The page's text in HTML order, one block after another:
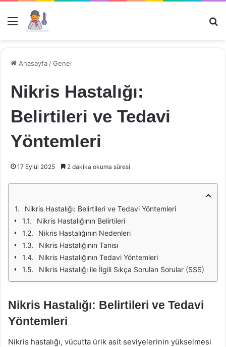
Menü
Anasayfa /Genel
Nikris Hastalığı:
Belirtileri ve Tedavi
Yöntemleri
17 Eylül 2025 2 dakika okuma süresi
Nikris Hastalığı: Belirtileri ve Tedavi Yöntemleri
Nikris Hastalığının Belirtileri
Nikris Hastalığının Nedenleri
Nikris Hastalığının Tanısı
Nikris Hastalığının Tedavi Yöntemleri
Nikris Hastalığı ile İlgili Sıkça Sorulan Sorular (SSS)
Nikris Hastalığı: Belirtileri ve Tedavi
Yöntemleri
Nikris hastalığı, vücutta ürik asit seviyelerinin yükselmesi